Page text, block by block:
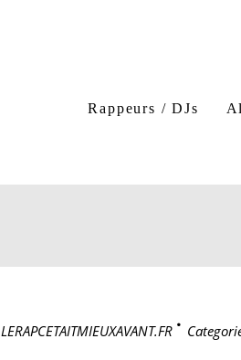
Rappeurs / DJs
LERAPCETAITMIEUXAVANT.FR >